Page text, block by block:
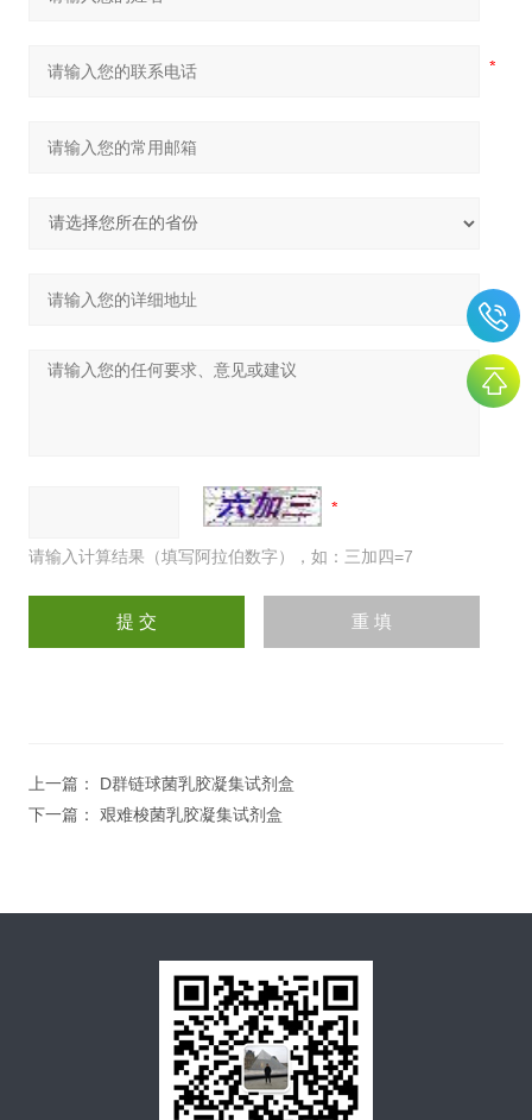
请输入计算结果（填写阿拉伯数字），如：三加四=7
上一篇： D群链球菌乳胶凝集试剂盒
下一篇： 艰难梭菌乳胶凝集试剂盒